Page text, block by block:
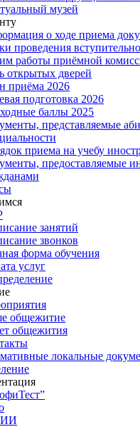
музей
о ходе приема
проведения
работы приёмной
открытых дверей
приёма 2026
подготовка 2026
баллы 2025
представляемые
приема на учебу
предоставляемые
занятий
звонков
форма обучения
услуг
общежитие
общежития
локальные